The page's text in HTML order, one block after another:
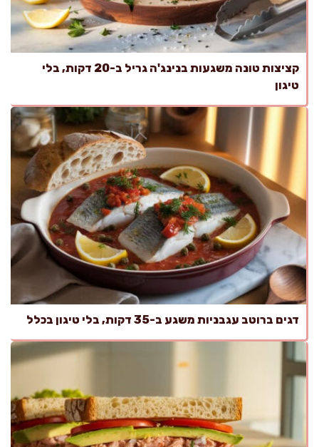
קציצות טונה משגעות בנינג'ה גריל ב-20 דקות, בלי
טיגון
דגים ברוטב עגבניות משגע ב-35 דקות, בלי טיגון בכלל